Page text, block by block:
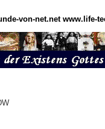
von-net.net www.life-